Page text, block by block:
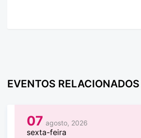
EVENTOS RELACIONADOS
07 agosto, 2026
sexta-feira